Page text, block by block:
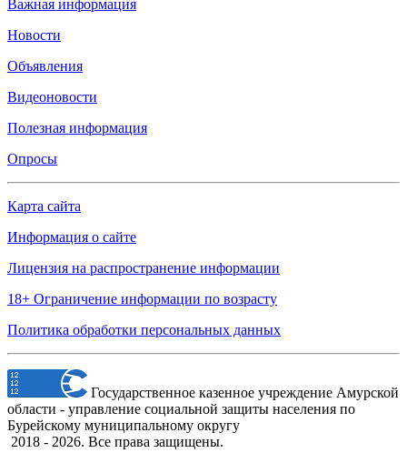
Важная информация
Новости
Объявления
Видеоновости
Полезная информация
Опросы
Карта сайта
Информация о сайте
Лицензия на распространение информации
18+ Ограничение информации по возрасту
Политика обработки персональных данных
Государственное казенное учреждение Амурской
области - управление социальной защиты населения по
Бурейскому муниципальному округу
2018 - 2026. Все права защищены.